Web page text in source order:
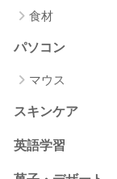
食材
パソコン
マウス
スキンケア
英語学習